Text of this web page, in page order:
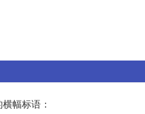
幅标语：